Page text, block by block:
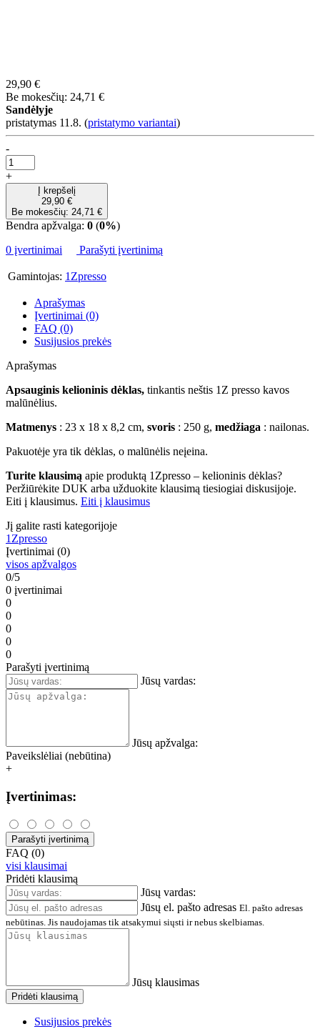
29,90 €
Be mokesčių: 24,71 €
Sandėlyje
pristatymas 11.8. (pristatymo variantai)
-
+
Į krepšelį
29,90 €
Be mokesčių: 24,71 €
Bendra apžvalga: 0 (0%)
0 įvertinimai
Parašyti įvertinimą
Gamintojas: 1Zpresso
Aprašymas
Įvertinimai (0)
FAQ (0)
Susijusios prekės
Aprašymas
Apsauginis kelioninis dėklas, tinkantis neštis 1Z presso kavos
malūnėlius.
Matmenys : 23 x 18 x 8,2 cm, svoris : 250 g, medžiaga : nailonas.
Pakuotėje yra tik dėklas, o malūnėlis neįeina.
Turite klausimą apie produktą 1Zpresso – kelioninis dėklas?
Peržiūrėkite DUK arba užduokite klausimą tiesiogiai diskusijoje.
Eiti į klausimus. Eiti į klausimus
Jį galite rasti kategorijoje
1Zpresso
Įvertinimai (0)
visos apžvalgos
0/5
0 įvertinimai
0
0
0
0
0
Parašyti įvertinimą
Jūsų vardas:
Jūsų apžvalga:
Paveikslėliai (nebūtina)
+
Įvertinimas:
Parašyti įvertinimą
FAQ (0)
visi klausimai
Pridėti klausimą
Jūsų vardas:
Jūsų el. pašto adresas El. pašto adresas
nebūtinas. Jis naudojamas tik atsakymui siųsti ir nebus skelbiamas.
Jūsų klausimas
Pridėti klausimą
Susijusios prekės